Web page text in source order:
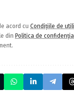
acord cu Condițiile de
din Politica de